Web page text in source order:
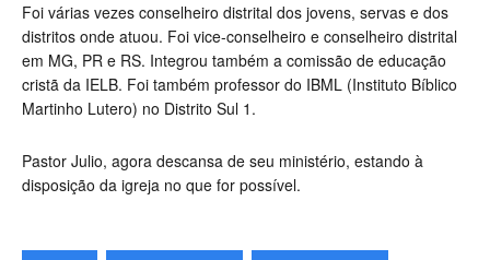
Foi várias vezes conselheiro distrital dos jovens, servas e dos
distritos onde atuou. Foi vice-conselheiro e conselheiro distrital
em MG, PR e RS. Integrou também a comissão de educação
cristã da IELB. Foi também professor do IBML (Instituto Bíblico
Martinho Lutero) no Distrito Sul 1.
Pastor Julio, agora descansa de seu ministério, estando à
disposição da igreja no que for possível.